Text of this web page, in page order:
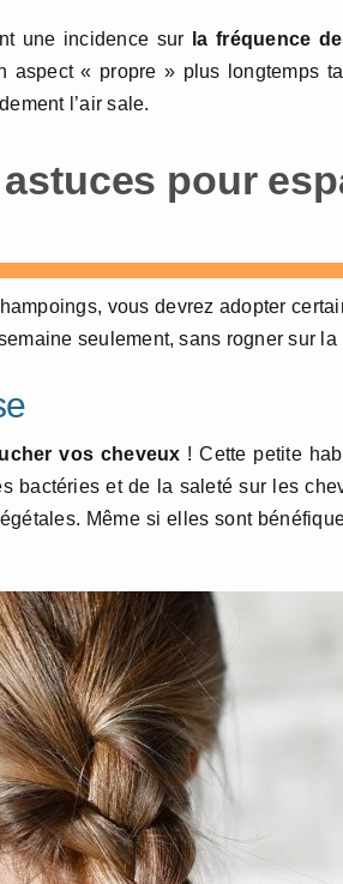
une incidence sur la fréquence
aspect « propre » plus longtemps
l’air sale.
pour
vous devrez adopter
seulement, sans rogner sur
vos cheveux ! Cette petite
bactéries et de la saleté sur les
Même si elles sont